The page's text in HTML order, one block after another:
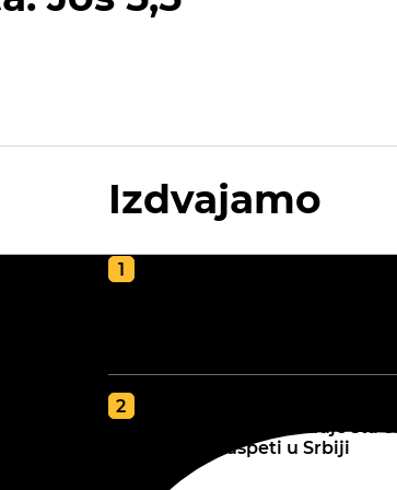
Izdvajamo
tip zemljišta određuje šta će
najbolje uspeti u Srbiji